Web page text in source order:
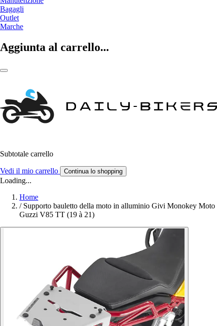
Bagagli
Outlet
Marche
Aggiunta al carrello...
Subtotale carrello
Vedi il mio carrello Continua lo shopping
Loading...
Home
/ Supporto bauletto della moto in alluminio Givi Monokey Moto
Guzzi V85 TT (19 à 21)